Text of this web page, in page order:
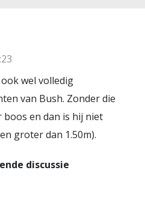
wel volledig
van Bush. Zonder die
en dan is hij niet
groter dan 1.50m).
discussie